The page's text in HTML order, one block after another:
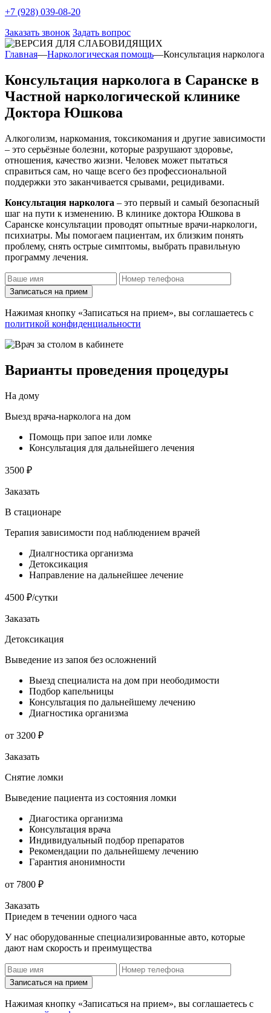
+7 (928) 039-08-20
Заказать звонок Задать вопрос
Главная—Наркологическая помощь—Консультация нарколога
Консультация нарколога в Саранске в
Частной наркологической клинике
Доктора Юшкова
Алкоголизм, наркомания, токсикомания и другие зависимости
– это серьёзные болезни, которые разрушают здоровье,
отношения, качество жизни. Человек может пытаться
справиться сам, но чаще всего без профессиональной
поддержки это заканчивается срывами, рецидивами.
Консультация нарколога – это первый и самый безопасный
шаг на пути к изменению. В клинике доктора Юшкова в
Саранске консультации проводят опытные врачи-наркологи,
психиатры. Мы помогаем пациентам, их близким понять
проблему, снять острые симптомы, выбрать правильную
программу лечения.
Записаться на прием
Нажимая кнопку «Записаться на прием», вы соглашаетесь с
политикой конфиденциальности
Варианты проведения процедуры
На дому
Выезд врача-нарколога на дом
Помощь при запое или ломке
Консультация для дальнейшего лечения
3500 ₽
Заказать
В стационаре
Терапия зависимости под наблюдением врачей
Диалгностика организма
Детоксикация
Направление на дальнейшее лечение
4500 ₽/сутки
Заказать
Детоксикация
Выведение из запоя без осложнений
Выезд специалиста на дом при неободимости
Подбор капельницы
Консультация по дальнейшему лечению
Диагностика организма
от 3200 ₽
Заказать
Снятие ломки
Выведение пациента из состояния ломки
Диагостика организма
Консультация врача
Индивидуальный подбор препаратов
Рекомендации по дальнейшему лечению
Гарантия анонимности
от 7800 ₽
Заказать
Приедем в течении одного часа
У нас оборудованные специализированные авто, которые
дают нам скорость и преимущества
Записаться на прием
Нажимая кнопку «Записаться на прием», вы соглашаетесь с